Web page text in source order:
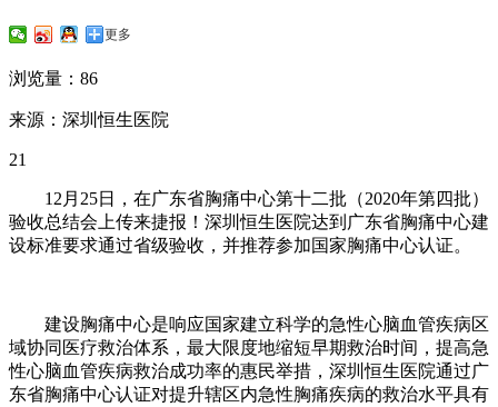
更多
浏览量：86
来源：深圳恒生医院
21
12月25日，在广东省胸痛中心第十二批（2020年第四批）
验收总结会上传来捷报！深圳恒生医院达到广东省胸痛中心建
设标准要求通过省级验收，并推荐参加国家胸痛中心认证。
建设胸痛中心是响应国家建立科学的急性心脑血管疾病区
域协同医疗救治体系，最大限度地缩短早期救治时间，提高急
性心脑血管疾病救治成功率的惠民举措，深圳恒生医院通过广
东省胸痛中心认证对提升辖区内急性胸痛疾病的救治水平具有